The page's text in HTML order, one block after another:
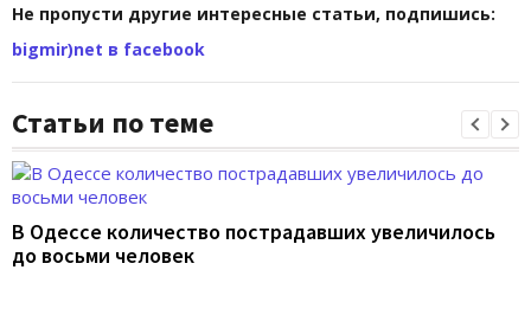
Не пропусти другие интересные статьи, подпишись:
bigmir)net в facebook
Статьи по теме
В Одессе количество пострадавших увеличилось
до восьми человек